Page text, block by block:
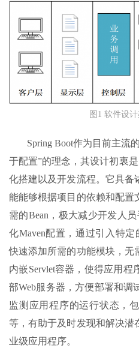
图1 软件设
Spring Boot作为目前主流
于配置”的理念，其设计初衷
化搭建以及开发流程。它具备
能能够根据项目的依赖和配置
需的Bean，极大减少开发人
化Maven配置，通过引入特定
快速添加所需的功能模块，无
内嵌Servlet容器，使得应用
部Web服务器，方便部署和
监测应用程序的运行状态，
等，有助于及时发现和解决潜
业级应用程序。